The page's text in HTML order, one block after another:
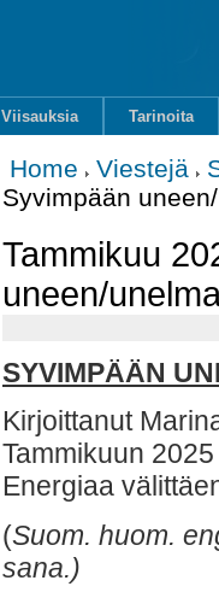
Viisauksia Tarinoita
Home Viestejä
Syvimpään
Tammikuu
uneen/
SYVIMPÄÄN
Kirjoittanut
Tammikuun
Energiaa
(Suom. huom.
sana.)